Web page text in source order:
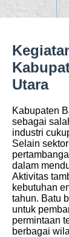
Utara
Kabupaten
sebagai
industri
Selain
dalam
Aktivitas
kebutuhan
tahun. Batu
untuk
permintaan
berbagai